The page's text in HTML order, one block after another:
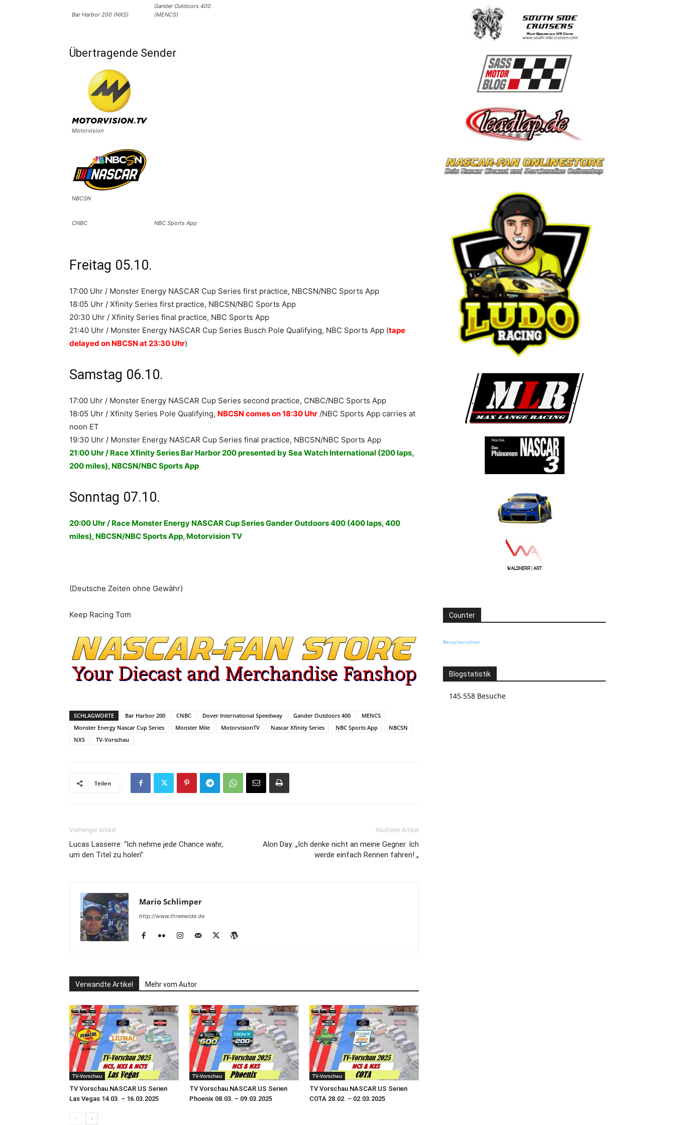
Bar Harbor 200 (NXS)
Gander Outdoors 400
(MENCS)
Übertragende Sender
Motorvision
NBCSN
CNBC NBC Sports App
Freitag 05.10.
17:00 Uhr / Monster Energy NASCAR Cup Series first practice, NBCSN/NBC Sports App
18:05 Uhr / Xfinity Series first practice, NBCSN/NBC Sports App
20:30 Uhr / Xfinity Series final practice, NBC Sports App
21:40 Uhr / Monster Energy NASCAR Cup Series Busch Pole Qualifying, NBC Sports App (tape
delayed on NBCSN at 23:30 Uhr)
Samstag 06.10.
17:00 Uhr / Monster Energy NASCAR Cup Series second practice, CNBC/NBC Sports App
18:05 Uhr / Xfinity Series Pole Qualifying, NBCSN comes on 18:30 Uhr /NBC Sports App carries at
noon ET
19:30 Uhr / Monster Energy NASCAR Cup Series final practice, NBCSN/NBC Sports App
21:00 Uhr / Race Xfinity Series Bar Harbor 200 presented by Sea Watch International (200 laps,
200 miles), NBCSN/NBC Sports App
Sonntag 07.10.
20:00 Uhr / Race Monster Energy NASCAR Cup Series Gander Outdoors 400 (400 laps, 400
miles), NBCSN/NBC Sports App, Motorvision TV
(Deutsche Zeiten ohne Gewähr)
Keep Racing Tom
SCHLAGWORTE Bar Harbor 200 CNBC Dover International Speedway Gander Outdoors 400
MENCS
Monster Energy Nascar Cup Series
Monster Mile MotorvisionTV Nascar Xfinity Series NBC Sports App
NBCSN
NXS
TV-Vorschau
Teilen
Vorheriger Artikel
Lucas Lasserre: “Ich nehme jede Chance wahr,
um den Titel zu holen”
Nächster Artikel
Alon Day: „Ich denke nicht an meine Gegner. Ich
werde einfach Rennen fahren! „
Mario Schlimper
http://www.threewide.de
Verwandte Artikel Mehr vom Autor
TV-Vorschau
TV Vorschau NASCAR US Serien
Las Vegas 14.03. – 16.03.2025
TV-Vorschau
TV Vorschau NASCAR US Serien
Phoenix 08.03. – 09.03.2025
TV-Vorschau
TV Vorschau NASCAR US Serien
COTA 28.02. – 02.03.2025
Counter
Besucherzähler
Blogstatistik
145.558 Besuche